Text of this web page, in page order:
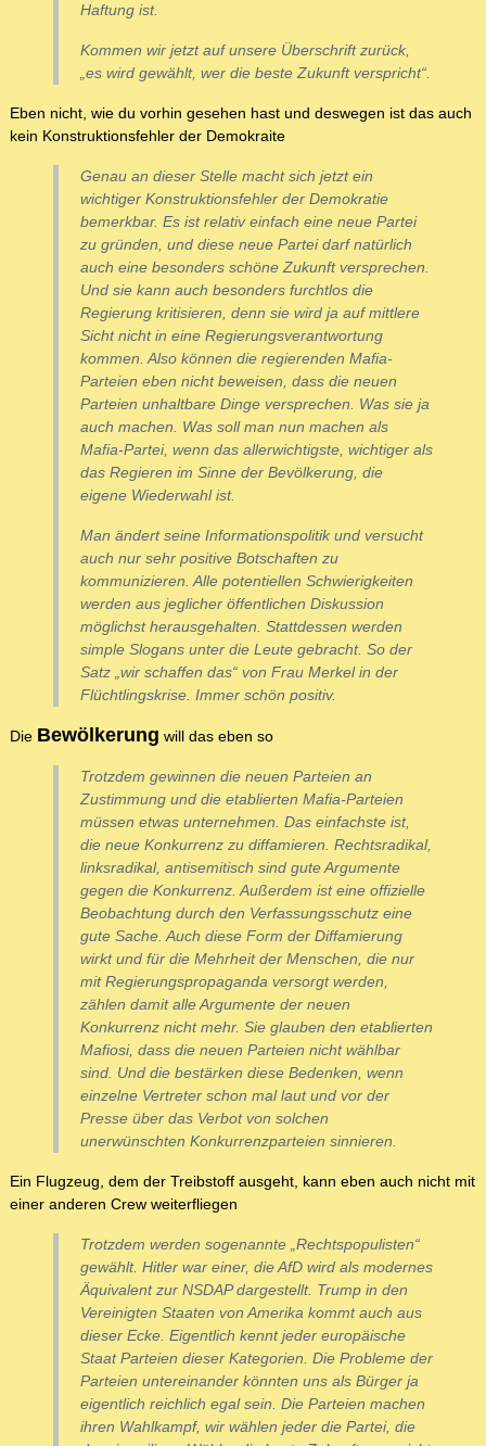
Haftung ist.
Kommen wir jetzt auf unsere Überschrift zurück,
„es wird gewählt, wer die beste Zukunft verspricht“.
Eben nicht, wie du vorhin gesehen hast und deswegen ist das auch
kein Konstruktionsfehler der Demokraite
Genau an dieser Stelle macht sich jetzt ein
wichtiger Konstruktionsfehler der Demokratie
bemerkbar. Es ist relativ einfach eine neue Partei
zu gründen, und diese neue Partei darf natürlich
auch eine besonders schöne Zukunft versprechen.
Und sie kann auch besonders furchtlos die
Regierung kritisieren, denn sie wird ja auf mittlere
Sicht nicht in eine Regierungsverantwortung
kommen. Also können die regierenden Mafia-
Parteien eben nicht beweisen, dass die neuen
Parteien unhaltbare Dinge versprechen. Was sie ja
auch machen. Was soll man nun machen als
Mafia-Partei, wenn das allerwichtigste, wichtiger als
das Regieren im Sinne der Bevölkerung, die
eigene Wiederwahl ist.
Man ändert seine Informationspolitik und versucht
auch nur sehr positive Botschaften zu
kommunizieren. Alle potentiellen Schwierigkeiten
werden aus jeglicher öffentlichen Diskussion
möglichst herausgehalten. Stattdessen werden
simple Slogans unter die Leute gebracht. So der
Satz „wir schaffen das“ von Frau Merkel in der
Flüchtlingskrise. Immer schön positiv.
Die Bewölkerung will das eben so
Trotzdem gewinnen die neuen Parteien an
Zustimmung und die etablierten Mafia-Parteien
müssen etwas unternehmen. Das einfachste ist,
die neue Konkurrenz zu diffamieren. Rechtsradikal,
linksradikal, antisemitisch sind gute Argumente
gegen die Konkurrenz. Außerdem ist eine offizielle
Beobachtung durch den Verfassungsschutz eine
gute Sache. Auch diese Form der Diffamierung
wirkt und für die Mehrheit der Menschen, die nur
mit Regierungspropaganda versorgt werden,
zählen damit alle Argumente der neuen
Konkurrenz nicht mehr. Sie glauben den etablierten
Mafiosi, dass die neuen Parteien nicht wählbar
sind. Und die bestärken diese Bedenken, wenn
einzelne Vertreter schon mal laut und vor der
Presse über das Verbot von solchen
unerwünschten Konkurrenzparteien sinnieren.
Ein Flugzeug, dem der Treibstoff ausgeht, kann eben auch nicht mit
einer anderen Crew weiterfliegen
Trotzdem werden sogenannte „Rechtspopulisten“
gewählt. Hitler war einer, die AfD wird als modernes
Äquivalent zur NSDAP dargestellt. Trump in den
Vereinigten Staaten von Amerika kommt auch aus
dieser Ecke. Eigentlich kennt jeder europäische
Staat Parteien dieser Kategorien. Die Probleme der
Parteien untereinander könnten uns als Bürger ja
eigentlich reichlich egal sein. Die Parteien machen
ihren Wahlkampf, wir wählen jeder die Partei, die